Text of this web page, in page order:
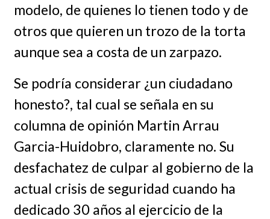
modelo, de quienes lo tienen todo y de
otros que quieren un trozo de la torta
aunque sea a costa de un zarpazo.
Se podría considerar ¿un ciudadano
honesto?, tal cual se señala en su
columna de opinión Martin Arrau
Garcia-Huidobro, claramente no. Su
desfachatez de culpar al gobierno de la
actual crisis de seguridad cuando ha
dedicado 30 años al ejercicio de la